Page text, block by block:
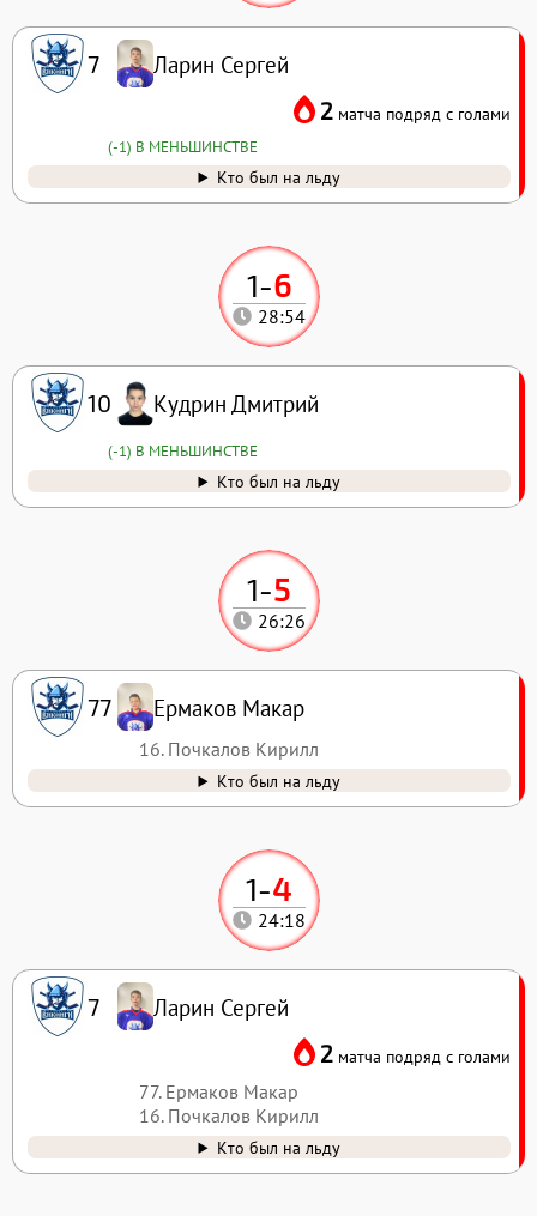
1-4
24:18
7 Ларин Сергей
2 матча подряд с голами
77. Ермаков Макар
16. Почкалов Кирилл
Кто был на льду
1-5
26:26
77 Ермаков Макар
16. Почкалов Кирилл
Кто был на льду
1-6
28:54
10 Кудрин Дмитрий
(-1) В МЕНЬШИНСТВЕ
Кто был на льду
7 Ларин Сергей
2 матча подряд с голами
(-1) В МЕНЬШИНСТВЕ
Кто был на льду